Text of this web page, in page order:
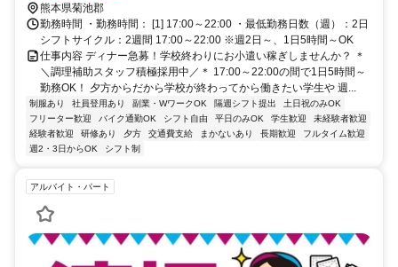
熊本県菊池郡
勤務時間 ・勤務時間： [1] 17:00～22:00 ・最低勤務日数（週）：2日
シフトサイクル：2週間 17:00～22:00 ※週2日～、1日5時間～OK
仕事内容 ディナー急募！学校終わりにお小遣い稼ぎしませんか？ ＊
＼調理補助スタッフ積極採用中／＊ 17:00～22:00の間で1日5時間～
勤務OK！ 夕方からだから学校が終わってから働きたい学生や 週...
制服あり 社員登用あり 副業・WワークOK 隔週シフト提出
土日祝のみOK
フリーター歓迎
バイク通勤OK シフト自由 平日のみOK 学生歓迎
未経験者歓迎
経験者歓迎
研修あり 夕方 交通費支給 まかないあり 長期歓迎
フルタイム歓迎
週2・3日からOK
シフト制
アルバイト・パート